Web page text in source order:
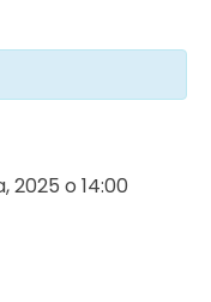
2025 o 14:00